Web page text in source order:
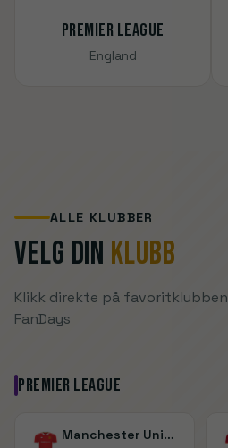
PREMIER LEAGUE
England
ALLE KLUBBER
Velg din Klubb
Klikk direkte på
FanDays
Premier League
Manchester United